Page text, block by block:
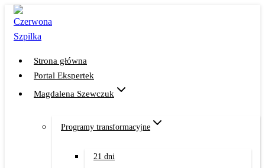
Przejdź
treści
Strona główna
Portal Ekspertek
Magdalena Szewczuk
Programy transformacyjne
21 dni